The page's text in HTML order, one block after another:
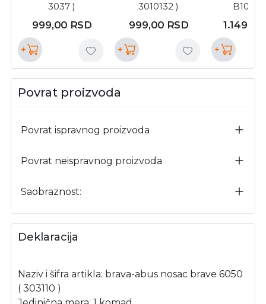
3037 )
999,00 RSD
+
3010132 )
999,00 RSD
+
1.149,00
+
Povrat proizvoda
Povrat ispravnog proizvoda
Povrat neispravnog proizvoda
Saobraznost:
Deklaracija
Naziv i šifra artikla: brava-abus nosac brave 6050
( 303110 )